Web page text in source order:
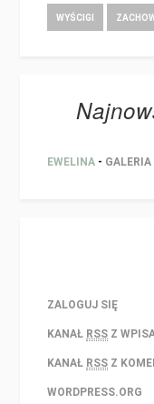
WYŚCIGI
EWELINA - GALERIA
ZALOGUJ SIĘ
KANAŁ RSS Z
KANAŁ RSS Z
WORDPRESS.ORG